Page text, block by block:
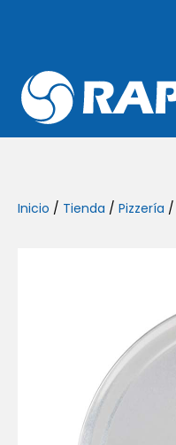
Inicio / Tienda / Pizzería /